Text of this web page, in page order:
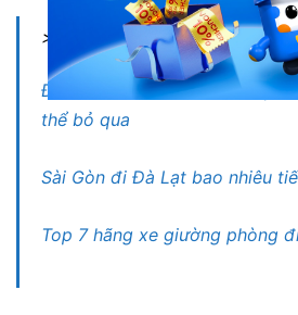
> Xem thêm:
Địa điểm du lịch Đà Lạt: Top
thể bỏ qua
Sài Gòn đi Đà Lạt bao nhiêu
Top 7 hãng xe giường phòng